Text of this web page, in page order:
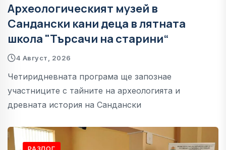
Археологическият музей в
Сандански кани деца в лятната
школа "Търсачи на старини“
4 Август, 2026
Четиридневната програма ще запознае
участниците с тайните на археологията и
древната история на Сандански